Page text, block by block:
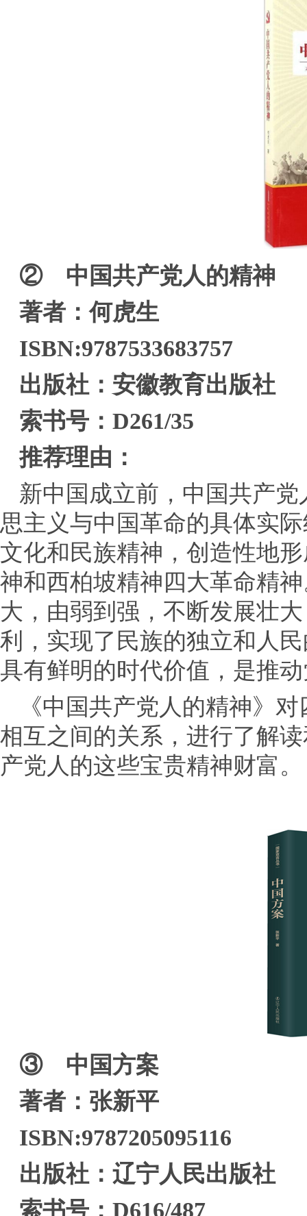
② 中国共产党人的精神
著者：何虎生
ISBN:9787533683757
出版社：安徽教育出版社
索书号：D261/35
推荐理由：
新中国成立前，中国共产
思主义与中国革命的具体实
文化和民族精神，创造性地
神和西柏坡精神四大革命精
大，由弱到强，不断发展壮
利，实现了民族的独立和人
具有鲜明的时代价值，是推
《中国共产党人的精神》
相互之间的关系，进行了解
产党人的这些宝贵精神财富。
③ 中国方案
著者：张新平
ISBN:9787205095116
出版社：辽宁人民出版社
索书号：D616/487